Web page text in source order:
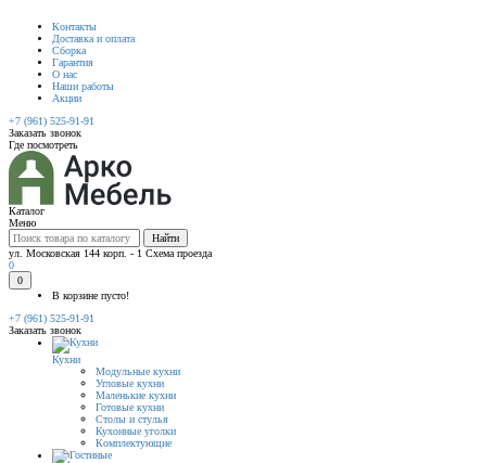
Контакты
Доставка и оплата
Сборка
Гарантия
О нас
Наши работы
Акции
+7 (961) 525-91-91
Заказать звонок
Где посмотреть
Каталог
Меню
Найти
ул. Московская 144 корп. - 1 Схема проезда
0
0
В корзине пусто!
+7 (961) 525-91-91
Заказать звонок
Кухни
Модульные кухни
Угловые кухни
Маленькие кухни
Готовые кухни
Столы и стулья
Кухонные уголки
Комплектующие